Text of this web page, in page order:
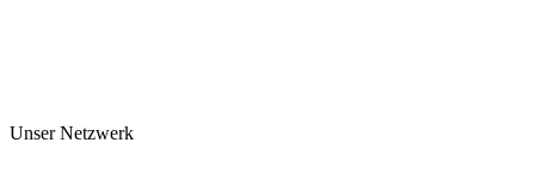
Unser Netzwerk